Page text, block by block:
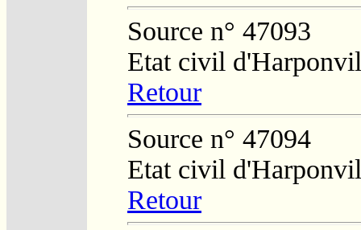
Source n° 47093
Etat civil
Retour
Source n° 47094
Etat civil
Retour